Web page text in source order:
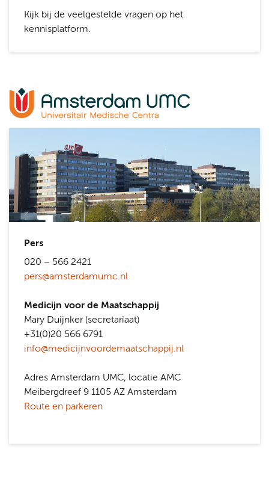
Kijk bij de veelgestelde vragen op het
kennisplatform.
Pers
020 – 566 2421
pers@amsterdamumc.nl
Medicijn voor de Maatschappij
Mary Duijnker (secretariaat)
+31(0)20 566 6791
info@medicijnvoordemaatschappij.nl
Adres Amsterdam UMC, locatie AMC
Meibergdreef 9 1105 AZ Amsterdam
Route en parkeren